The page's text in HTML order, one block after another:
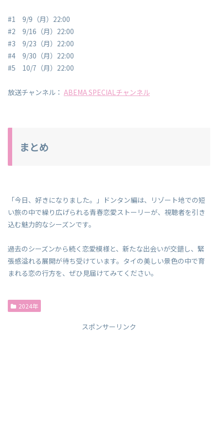
#1 9/9（月）22:00
#2 9/16（月）22:00
#3 9/23（月）22:00
#4 9/30（月）22:00
#5 10/7（月）22:00
放送チャンネル： ABEMA SPECIALチャンネル
まとめ
「今日、好きになりました。」ドンタン編は、リゾート地での短
い旅の中で繰り広げられる青春恋愛ストーリーが、視聴者を引き
込む魅力的なシーズンです。
過去のシーズンから続く恋愛模様と、新たな出会いが交錯し、緊
張感溢れる展開が待ち受けています。タイの美しい景色の中で育
まれる恋の行方を、ぜひ見届けてみてください。
2024年
スポンサーリンク